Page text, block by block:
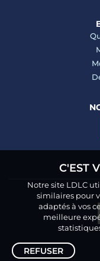
C'EST
Notre site LDLC
similaires pour
adaptés à vos
meilleure
REFUSER